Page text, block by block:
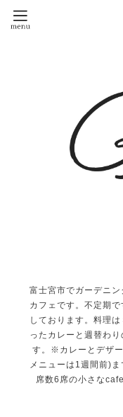
富士宮市でガーデニ
カフェです。不定期
しております。料理
ったカレーと週替わ
す。※カレーとデザ
メニューは1週間前)
席数6席の小さな